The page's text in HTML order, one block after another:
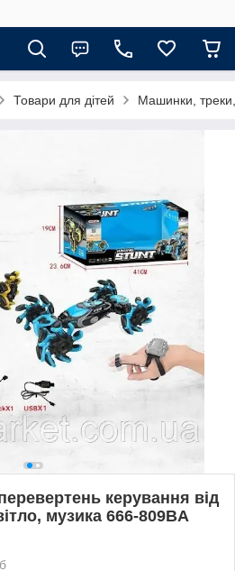
Товари для дітей Машинки,
керування від
музика 666-809BA